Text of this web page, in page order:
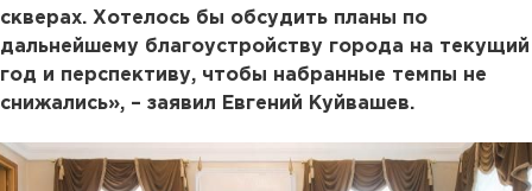
скверах. Хотелось бы обсудить планы по
дальнейшему благоустройству города на текущий
год и перспективу, чтобы набранные темпы не
снижались», – заявил Евгений Куйвашев.